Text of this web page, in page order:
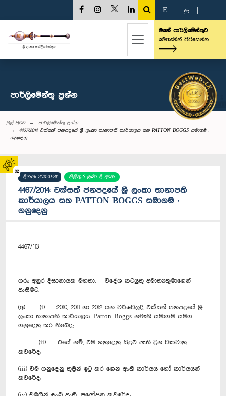
02
E த
මගේ පාර්ලිමේන්තුව
මෙතැනින් පිවිසෙන්න
පාර්ලි‌මේන්තු‌ ප්‍රශ්න
මුල් පිටුව
පාර්ලි‌මේන්තු‌ ප්‍රශ්න
4467/2014: එක්සත් ජනපදයේ ශ්‍රී ලංකා තානාපති කාර්යාලය සහ PATTON BOGGS සමාගම :
ගනුදෙනු
දිනය: 2014-10-31 පිළිතුර ලබා දී ඇත
4467/2014: එක්සත් ජනපදයේ ශ්‍රී ලංකා තානාපති
කාර්යාලය සහ PATTON BOGGS සමාගම :
ගනුදෙනු
4467/’13
ගරු අනුර දිසානායක මහතා,— විදේශ කටයුතු අමාත්‍යතුමාගෙන්
ඇසීමට,—
(අ) (i) 2010, 2011 හා 2012 යන වර්ෂවලදී එක්සත් ජනපදයේ ශ්‍රී
ලංකා තානාපති කාර්යාලය Patton Boggs නමැති සමාගම සමග
ගනුදෙනු කර තිබේද;
(ii) එසේ නම්, එම ගනුදෙනු සිදුවී ඇති දින වකවානු
කවරේද;
(iii) එම ගනුදෙනු තුළින් ඉටු කර ගෙන ඇති කාර්යය හෝ කාර්යයන්
කවරේද;